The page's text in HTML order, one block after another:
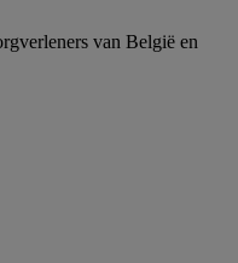
van België en